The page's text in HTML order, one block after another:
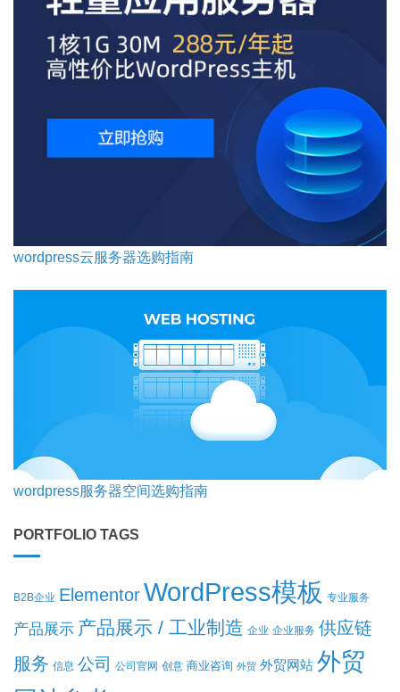
wordpress云服务器选购指南
wordpress服务器空间选购指南
PORTFOLIO TAGS
B2B企业 ElementorWordPress模板 专业服务
产品展示 产品展示 / 工业制造 企业 企业服务 供应链
服务 信息 公司 公司官网 创意 商业咨询 外贸 外贸网站 外贸